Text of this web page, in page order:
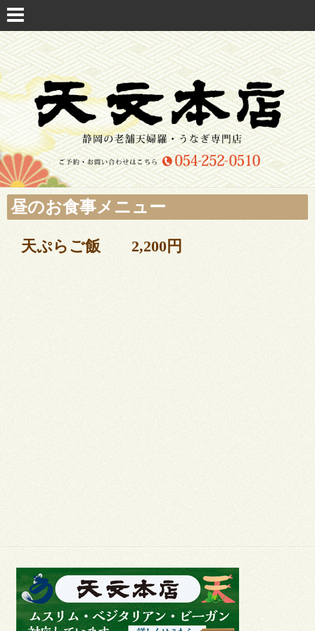
昼のお食事メニュー
天ぷらご飯 2,200円